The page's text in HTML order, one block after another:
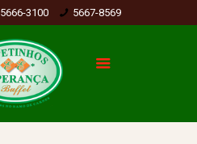
5666-3100 5667-8569